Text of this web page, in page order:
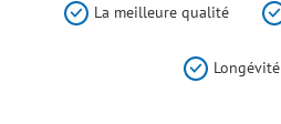
La meilleure qualité
Longévité